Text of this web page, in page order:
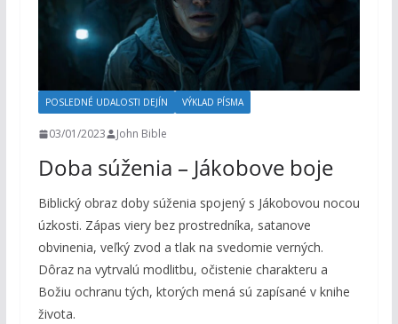
POSLEDNÉ UDALOSTI DEJÍN VÝKLAD PÍSMA
03/01/2023 John Bible
Doba súženia – Jákobove boje
Biblický obraz doby súženia spojený s Jákobovou nocou
úzkosti. Zápas viery bez prostredníka, satanove
obvinenia, veľký zvod a tlak na svedomie verných.
Dôraz na vytrvalú modlitbu, očistenie charakteru a
Božiu ochranu tých, ktorých mená sú zapísané v knihe
života.